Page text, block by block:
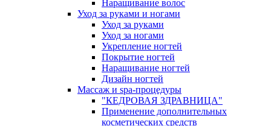
Наращивание волос
Уход за руками и ногами
Уход за руками
Уход за ногами
Укрепление ногтей
Покрытие ногтей
Наращивание ногтей
Дизайн ногтей
Массаж и spa-процедуры
"КЕДРОВАЯ ЗДРАВНИЦА"
Применение дополнительных
косметических средств